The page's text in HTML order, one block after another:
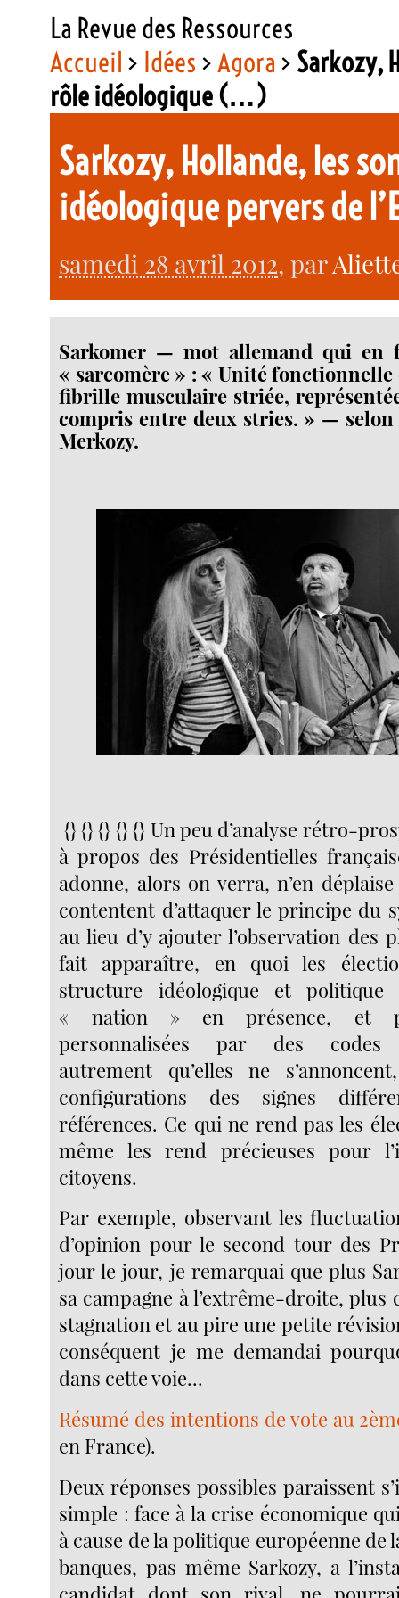
La Revue des Ressources
Accueil > Idées >Agora > Sarkozy,
rôle idéologique (…)
Sarkozy, Hollande, les
idéologique pervers de
samedi 28 avril 2012, par
Sarkomer — mot allemand qui en
« sarcomère » : « Unité
fibrille musculaire striée,
compris entre deux stries. » — selon
Merkozy.
{} {} {} {} {} Un peu d’analyse rétro-
à propos des Présidentielles
adonne, alors on verra, n’en
contentent d’attaquer le principe du
au lieu d’y ajouter l’observation des
fait apparaître, en quoi les
structure idéologique et
« nation » en présence, et
personnalisées par des codes
autrement qu’elles ne
configurations des signes
références. Ce qui ne rend pas les
même les rend précieuses pour
citoyens.
Par exemple, observant les
d’opinion pour le second tour des
jour le jour, je remarquai que plus
sa campagne à l’extrême-droite, plus
stagnation et au pire une petite
conséquent je me demandai
dans cette voie...
Résumé des intentions de vote au
en France).
Deux réponses possibles paraissent
simple : face à la crise économique
à cause de la politique européenne de
banques, pas même Sarkozy, a